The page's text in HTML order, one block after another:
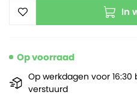
In
Op voorraad
Op werkdagen voor
verstuurd